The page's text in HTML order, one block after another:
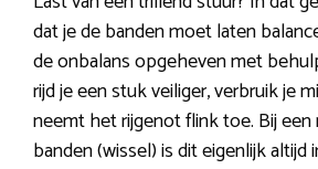
dat je de banden moet laten
de onbalans opgeheven met
rijd je een stuk veiliger, verbruik je
neemt het rijgenot flink toe. Bij
banden (wissel) is dit eigenlijk altijd